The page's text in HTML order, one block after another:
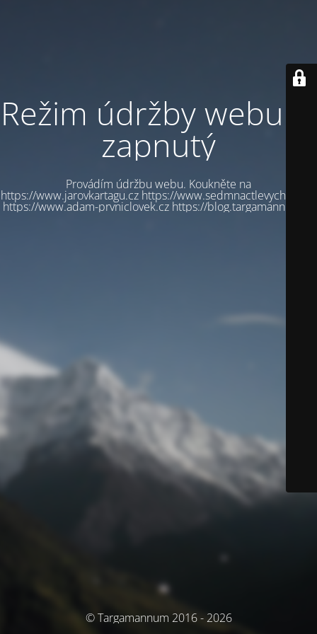
Režim údržby webu je
zapnutý
Provádím údržbu webu. Koukněte na
https://www.jarovkartagu.cz https://www.sedmnactlevychbot.cz
https://www.adam-prvniclovek.cz https://blog.targamannum.cz
© Targamannum 2016 - 2026